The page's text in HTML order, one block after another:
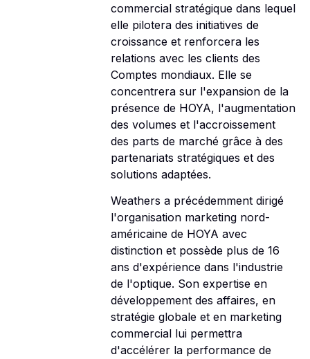
commercial stratégique dans lequel
elle pilotera des initiatives de
croissance et renforcera les
relations avec les clients des
Comptes mondiaux. Elle se
concentrera sur l'expansion de la
présence de HOYA, l'augmentation
des volumes et l'accroissement
des parts de marché grâce à des
partenariats stratégiques et des
solutions adaptées.
Weathers a précédemment dirigé
l'organisation marketing nord-
américaine de HOYA avec
distinction et possède plus de 16
ans d'expérience dans l'industrie
de l'optique. Son expertise en
développement des affaires, en
stratégie globale et en marketing
commercial lui permettra
d'accélérer la performance de